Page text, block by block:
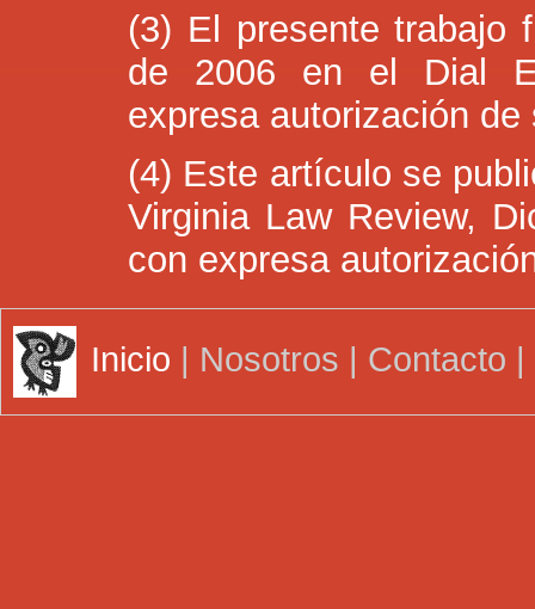
(3) El presente trabajo
de 2006 en el Dial
expresa autorización de
(4) Este artículo se
Virginia Law Review,
con expresa
Inicio | Nosotros | Contacto